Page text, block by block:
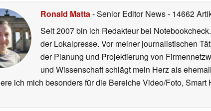
Ronald Matta- Senior Editor News- 14662
Seit 2007 bin ich Redakteur bei
der Lokalpresse. Vor meiner journalistischen
der Planung und Projektierung von
und Wissenschaft schlägt mein Herz als
ich mich besonders für die Bereiche Video/Foto, Smart